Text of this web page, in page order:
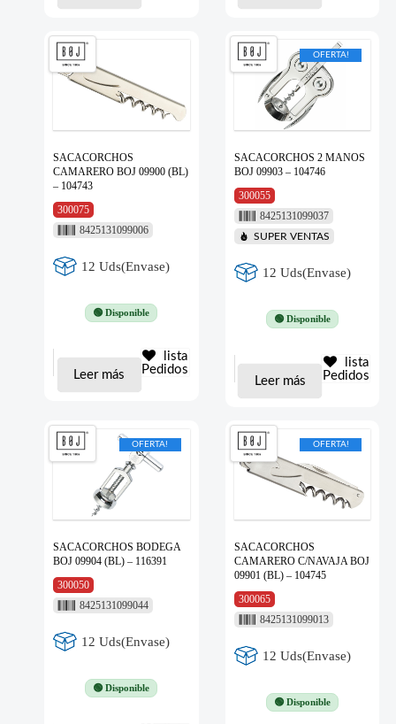
SACACORCHOS
CAMARERO BOJ 09900 (BL)
– 104743
300075
8425131099006
12 Uds(Envase)
🟢 Disponible
Leer más
lista
Pedidos
OFERTA!
SACACORCHOS 2 MANOS
BOJ 09903 – 104746
300055
8425131099037
SUPER VENTAS
12 Uds(Envase)
🟢 Disponible
Leer más
lista
Pedidos
OFERTA!
SACACORCHOS BODEGA
BOJ 09904 (BL) – 116391
300050
8425131099044
12 Uds(Envase)
🟢 Disponible
OFERTA!
SACACORCHOS
CAMARERO C/NAVAJA BOJ
09901 (BL) – 104745
300065
8425131099013
12 Uds(Envase)
🟢 Disponible